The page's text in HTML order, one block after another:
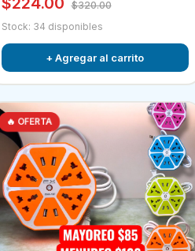
$320.00
Stock: 34 disponibles
+ Agregar al carrito
🔥 OFERTA